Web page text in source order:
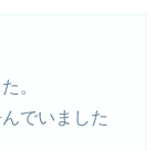
。
でいました